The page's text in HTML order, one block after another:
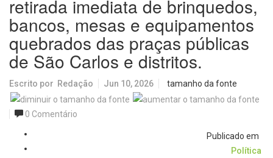
retirada imediata de brinquedos,
bancos, mesas e equipamentos
quebrados das praças públicas
de São Carlos e distritos.
Escrito por Redação Jun 10, 2026 tamanho da fonte
0 Comentário
Publicado em
Política